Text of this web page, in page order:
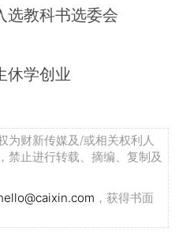
选教科书选委会
休学创业
为财新传媒及/或相关权利人
禁止进行转载、摘编、复制及
，获得书面